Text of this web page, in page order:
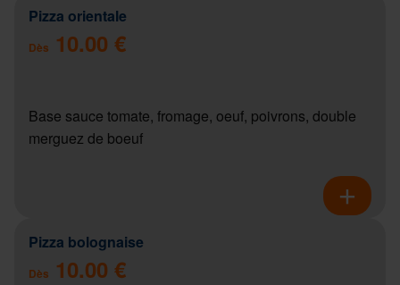
Pizza orientale
Dès 10.00 €
Base sauce tomate, fromage, oeuf, poivrons, double
merguez de boeuf
Pizza bolognaise
Dès 10.00 €